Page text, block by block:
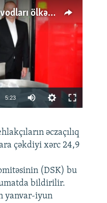
Ard-arda açılan dərman zavodları ölkənin tələbatını ödəyirmi?
480p
available
5:23
360p
480p
720p
1080p
əczaçılıq
çəkdiyi xərc 24,9
(DSK) bu
bildirilir.
yanvar-iyun